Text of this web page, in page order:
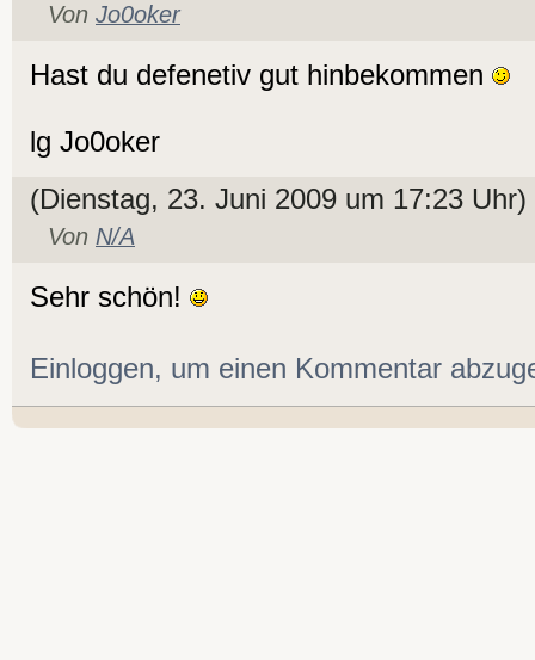
Von Jo0oker
Hast du defenetiv gut hinbekommen
lg Jo0oker
(Dienstag, 23. Juni 2009 um 17:23 Uhr)
Von N/A
Sehr schön!
Einloggen, um einen Kommentar